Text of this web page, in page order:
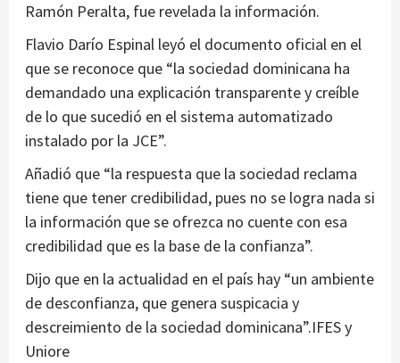
Ramón Peralta, fue revelada la información.
Flavio Darío Espinal leyó el documento oficial en el
que se reconoce que “la sociedad dominicana ha
demandado una explicación transparente y creíble
de lo que sucedió en el sistema automatizado
instalado por la JCE”.
Añadió que “la respuesta que la sociedad reclama
tiene que tener credibilidad, pues no se logra nada si
la información que se ofrezca no cuente con esa
credibilidad que es la base de la confianza”.
Dijo que en la actualidad en el país hay “un ambiente
de desconfianza, que genera suspicacia y
descreimiento de la sociedad dominicana”.IFES y
Uniore